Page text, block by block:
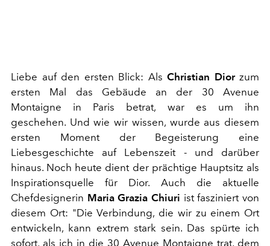
Liebe auf den ersten Blick: Als Christian Diorzum
ersten Mal das Gebäude an der 30 Avenue
Montaigne in Paris betrat, war es um ihn
geschehen. Und wie wir wissen, wurde aus diesem
ersten Moment der Begeisterung eine
Liebesgeschichte auf Lebenszeit - und darüber
hinaus. Noch heute dient der prächtige Hauptsitz als
Inspirationsquelle für Dior. Auch die aktuelle
Chefdesignerin Maria Grazia Chiuri ist fasziniert von
diesem Ort: "Die Verbindung, die wir zu einem Ort
entwickeln, kann extrem stark sein. Das spürte ich
sofort, als ich in die 30 Avenue Montaigne trat, dem